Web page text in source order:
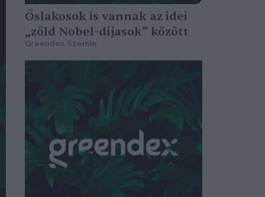
Őslakosok is vannak az idei
„zöld Nobel-díjasok” között
Greendex Szemle